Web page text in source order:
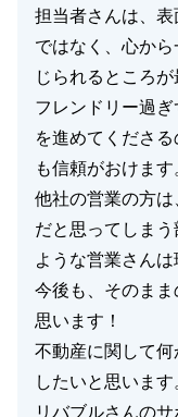
担当者さんは、
ではなく、心か
じられるところが
フレンドリー過
を進めてくださ
も信頼がおけます
他社の営業の方
だと思ってしま
ような営業さんは
今後も、そのま
思います！
不動産に関して何
したいと思います
リバブルさんの